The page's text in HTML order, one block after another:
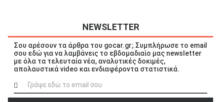
NEWSLETTER
Σου αρέσουν τα άρθρα του gocar.gr; Συμπλήρωσε το email
σου εδώ για να λαμβάνεις το εβδομαδιαίο μας newsletter
με όλα τα τελευταία νέα, αναλυτικές δοκιμές,
απολαυστικά video και ενδιαφέροντα στατιστικά.